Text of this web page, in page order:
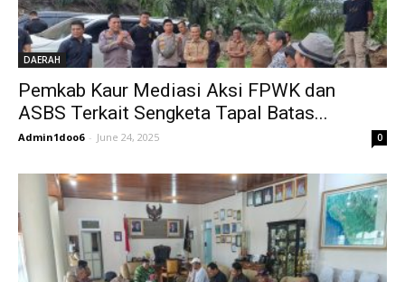
DAERAH
Pemkab Kaur Mediasi Aksi FPWK dan
ASBS Terkait Sengketa Tapal Batas...
Admin1doo6 - June 24, 2025 0